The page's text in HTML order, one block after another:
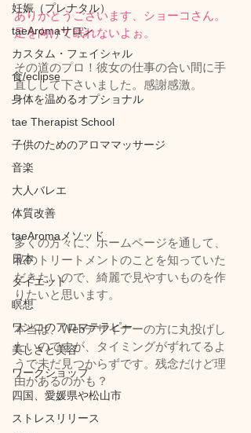
妊娠（プレナタル）
taeAromaサロン
カスタム・フェイシャル
食/eclipse
身体を温めるオプショナル
tae Therapist School
子供のためのアロママッサージ
音楽
大人バレエ
体質改善
taeAromaメソッド
日本
ダイエット
瞑想
ワンコのアロマテラピー
美しさと美容
ワークショップ
四国、愛媛県や松山市
ストレスリリース
ありがとうございます、ショーコさん。
足を向けて眠れないよぉ。
その道のプロ！彼女の仕事の合い間に手
直しして下さいました。感謝感激。
多くの方々に、ホームページを通して、
私のトリートメントのことを知っていた
だきたいので、綺麗で見やすいものを作
りたいと思います。
本当は、Webデザイナーの方に丸投げし
たいのですが、タイミングがずれてるよ
うで未だ見つからずです。残念だけど理
由があるのかも？